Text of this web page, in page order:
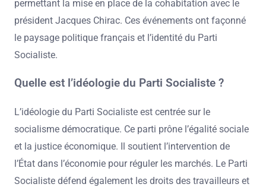
permettant la mise en place de la cohabitation avec le
président Jacques Chirac. Ces événements ont façonné
le paysage politique français et l’identité du Parti
Socialiste.
Quelle est l’idéologie du Parti Socialiste ?
L’idéologie du Parti Socialiste est centrée sur le
socialisme démocratique. Ce parti prône l’égalité sociale
et la justice économique. Il soutient l’intervention de
l’État dans l’économie pour réguler les marchés. Le Parti
Socialiste défend également les droits des travailleurs et